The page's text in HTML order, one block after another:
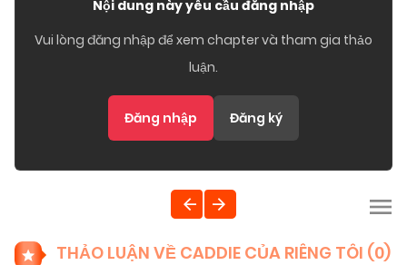
Nội dung này yêu cầu đăng nhập
Vui lòng đăng nhập để xem chapter và tham gia thảo
luận.
Đăng nhập Đăng ký
THẢO LUẬN VỀ CADDIE CỦA RIÊNG TÔI (0)